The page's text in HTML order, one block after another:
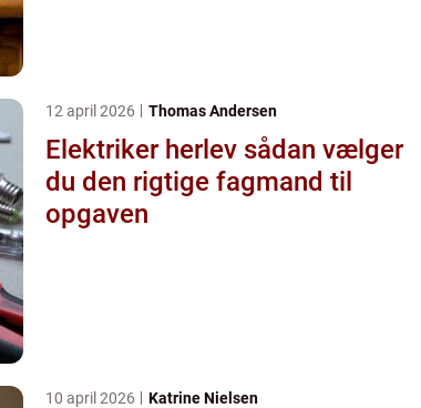
12 april 2026 Thomas Andersen
Elektriker herlev sådan vælger
du den rigtige fagmand til
opgaven
10 april 2026 Katrine Nielsen